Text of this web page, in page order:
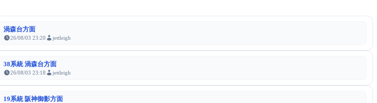
渦森台方面
26/08/03 23:20 jettleigh
38系統 渦森台方面
26/08/03 23:18 jettleigh
19系統 阪神御影方面